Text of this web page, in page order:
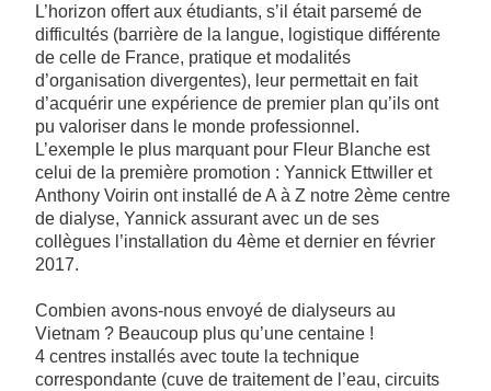
L’horizon offert aux étudiants, s’il était parsemé de
difficultés (barrière de la langue, logistique différente
de celle de France, pratique et modalités
d’organisation divergentes), leur permettait en fait
d’acquérir une expérience de premier plan qu’ils ont
pu valoriser dans le monde professionnel.
L’exemple le plus marquant pour Fleur Blanche est
celui de la première promotion : Yannick Ettwiller et
Anthony Voirin ont installé de A à Z notre 2ème centre
de dialyse, Yannick assurant avec un de ses
collègues l’installation du 4ème et dernier en février
2017.
Combien avons-nous envoyé de dialyseurs au
Vietnam ? Beaucoup plus qu’une centaine !
4 centres installés avec toute la technique
correspondante (cuve de traitement de l’eau, circuits